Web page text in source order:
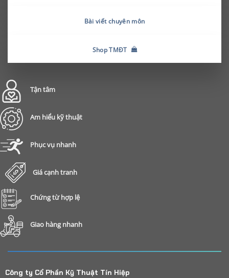
Bài viết chuyên môn
Shop TMĐT
Tận tâm
Am hiểu kỹ thuật
Phục vụ nhanh
Giá cạnh tranh
Chứng từ hợp lệ
Giao hàng nhanh
Công ty Cổ Phần Kỹ Thuật Tín Hiệp